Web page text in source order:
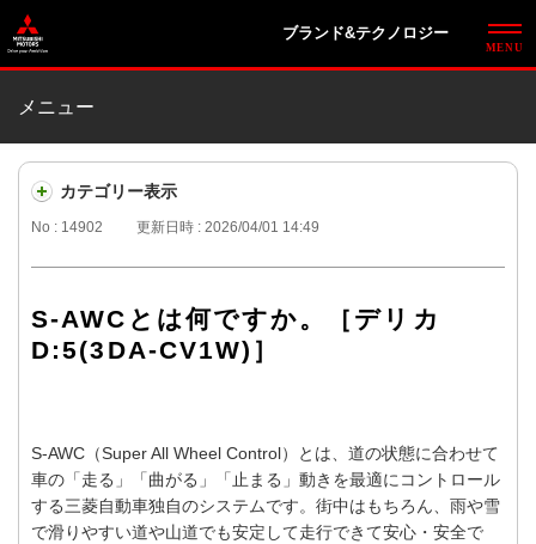
ブランド&テクノロジー
メニュー
カテゴリー表示
No : 14902 更新日時 : 2026/04/01 14:49
S-AWCとは何ですか。［デリカ
D:5(3DA-CV1W)］
S-AWC（Super All Wheel Control）とは、道の状態に合わせて
車の「走る」「曲がる」「止まる」動きを最適にコントロール
する三菱自動車独自のシステムです。街中はもちろん、雨や雪
で滑りやすい道や山道でも安定して走行できて安心・安全で